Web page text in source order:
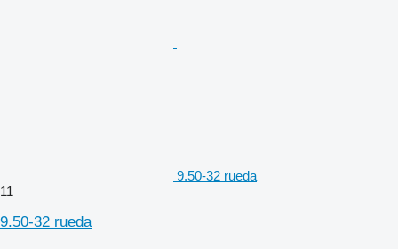
9.50-32 rueda
11
9.50-32 rueda